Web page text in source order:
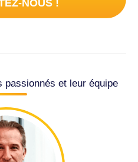
NOUS !
passionnés et leur équipe